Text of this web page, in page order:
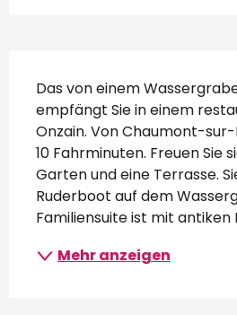
Beschreibung
Das von einem
empfängt Sie in einem
Onzain. Von Chaumont-
10 Fahrminuten. Freuen Sie
Garten und eine Terrasse.
Ruderboot auf dem
Familiensuite ist mit antiken
Mehr anzeigen